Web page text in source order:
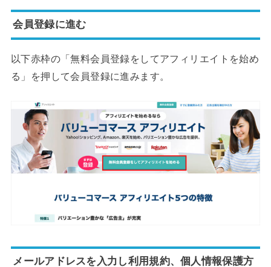
会員登録に進む
以下赤枠の「無料会員登録をしてアフィリエイトを始め
る」を押して会員登録に進みます。
メールアドレスを入力し利用規約、個人情報保護方